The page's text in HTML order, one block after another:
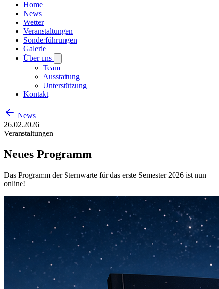
Home
News
Wetter
Veranstaltungen
Sonderführungen
Galerie
Über uns
Team
Ausstattung
Unterstützung
Kontakt
News
26.02.2026
Veranstaltungen
Neues Programm
Das Programm der Sternwarte für das erste Semester 2026 ist nun
online!